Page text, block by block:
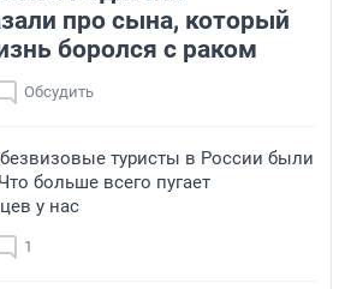
про сына, который
боролся с раком
Обсудить
туристы в России были
больше всего пугает
у нас
1